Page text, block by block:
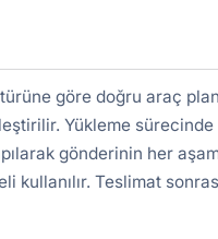
göre doğru araç
Yükleme
gönderinin her
Teslimat